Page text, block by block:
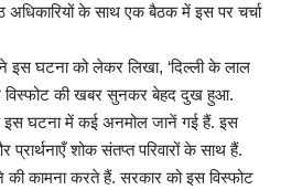
अधिकारियों के साथ एक बैठक में इस पर चर्चा
इस घटना को लेकर लिखा, ‘दिल्ली के लाल
विस्फोट की खबर सुनकर बेहद दुख हुआ.
इस घटना में कई अनमोल जानें गई हैं. इस
शोक संतप्त परिवारों के साथ हैं.
कामना करते हैं. सरकार को इस विस्फोट